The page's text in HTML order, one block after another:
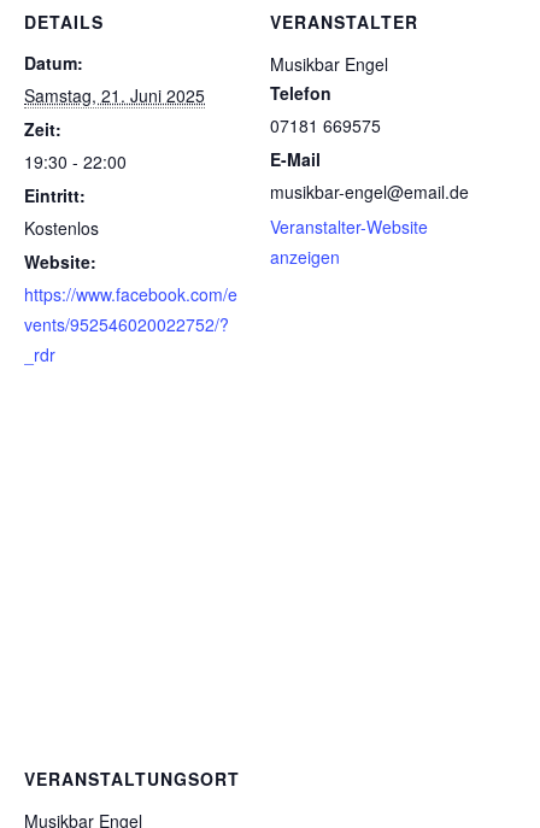
DETAILS
Datum:
Samstag, 21. Juni 2025
Zeit:
19:30 - 22:00
Eintritt:
Kostenlos
Website:
https://www.facebook.com/e
vents/952546020022752/?
_rdr
VERANSTALTER
Musikbar Engel
Telefon
07181 669575
E-Mail
musikbar-engel@email.de
Veranstalter-Website
anzeigen
VERANSTALTUNGSORT
Musikbar Engel